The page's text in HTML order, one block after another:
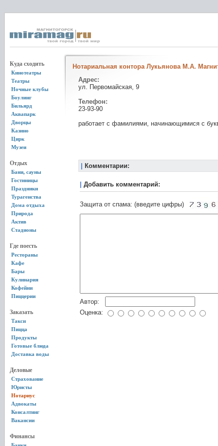
Куда сходить
Кинотеатры
Театры
Ночные клубы
Боулинг
Бильярд
Аквапарк
Дворцы
Казино
Цирк
Музеи
Отдых
Бани, сауны
Гостиницы
Праздники
Турагенства
Дома отдыха
Природа
Актив
Стадионы
Где поесть
Рестораны
Кафе
Бары
Кулинария
Кофейни
Пиццерии
Заказать
Такси
Пицца
Продукты
Готовые блюда
Доставка воды
Деловые
Страхование
Юристы
Нотариус
Адвокаты
Консалтинг
Вакансии
Финансы
Нотариальная контора Лукьянова М.А.
Адрес:
ул. Первомайская, 9
Телефон:
23-93-90
работает с фамилиями, начинающимися с
Комментарии:
Добавить комментарий:
Защита от спама: (введите цифры)
Автор:
Оценка: